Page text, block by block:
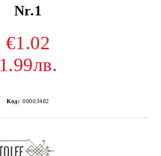
Nr.1
€1.02
1.99лв.
Код: 00003482